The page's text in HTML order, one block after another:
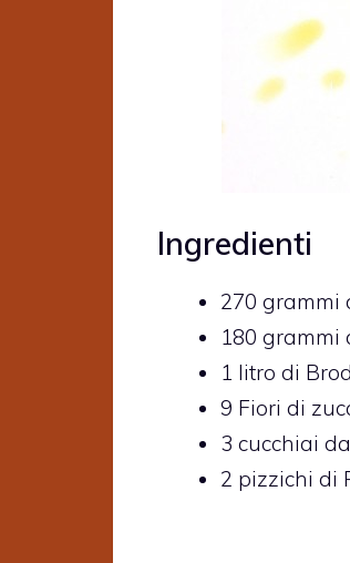
Ingredienti
270 grammi
180 grammi
1 litro di
9 Fiori di
3 cucchiai
2 pizzichi di